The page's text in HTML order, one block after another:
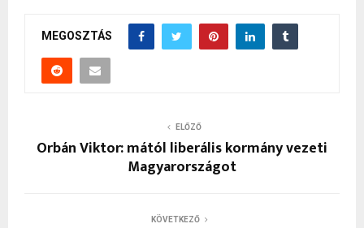
MEGOSZTÁS
ELŐZŐ
Orbán Viktor: mától liberális kormány vezeti
Magyarországot
KÖVETKEZŐ